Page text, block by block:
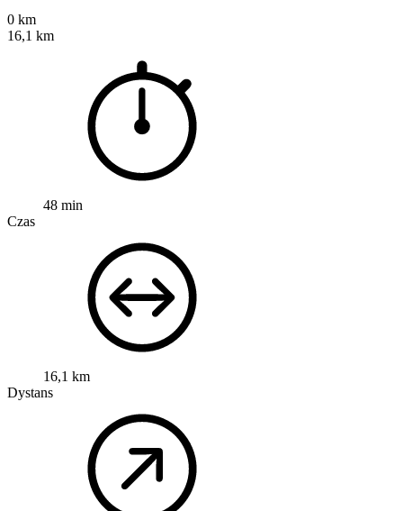
0 km
16,1 km
48 min
Czas
16,1 km
Dystans